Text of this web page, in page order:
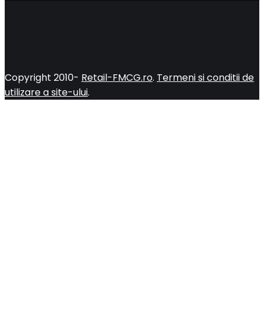
Copyright 2010- Retail-FMCG.ro. Termeni si conditii de
utilizare a site-ului.